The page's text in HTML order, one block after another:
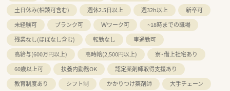
土日休み(相談可含む)
週休2.5日以上 週32h以上
新卒可
未経験可
ブランク可 Ｗワーク可
~18時までの職場
残業なし(ほぼなし含む)
転勤なし
車通勤可
高給与(600万円以上)
高時給(2,500円以上)
寮・借上社宅あり
60歳以上可
扶養内勤務OK
認定薬剤師取得支援あり
教育制度あり
シフト制 かかりつけ薬剤師
大手チェーン